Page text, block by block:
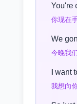
You're
你现在
We
今晚我
I want
我想向